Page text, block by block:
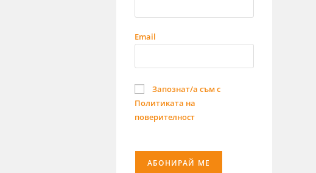
Email
Запознат/а съм с
Политиката на
поверителност